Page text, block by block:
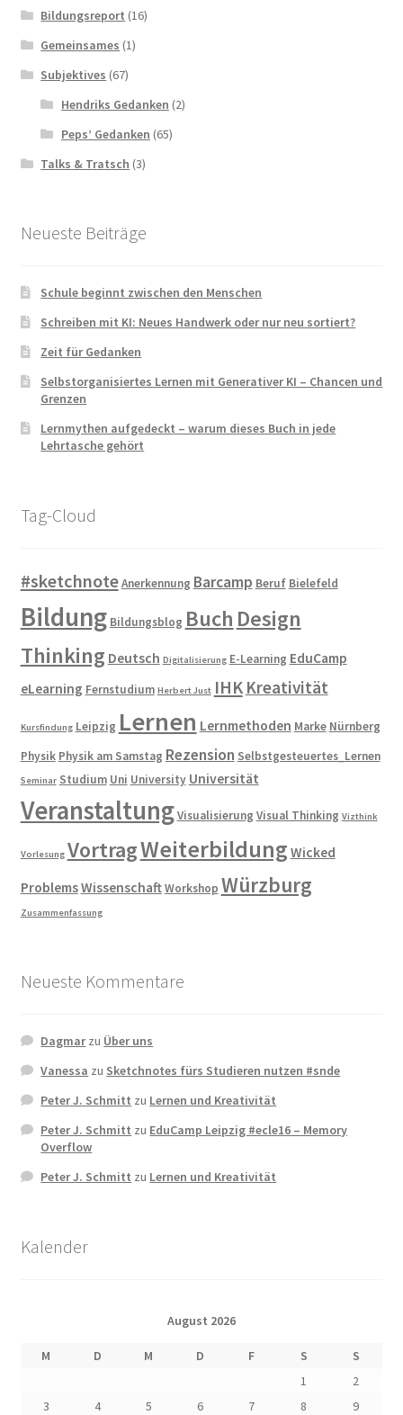
Bildungsreport (16)
Gemeinsames (1)
Subjektives (67)
Hendriks Gedanken (2)
Peps’ Gedanken (65)
Talks & Tratsch (3)
Neueste Beiträge
Schule beginnt zwischen den Menschen
Schreiben mit KI: Neues Handwerk oder nur neu sortiert?
Zeit für Gedanken
Selbstorganisiertes Lernen mit Generativer KI – Chancen und
Grenzen
Lernmythen aufgedeckt – warum dieses Buch in jede
Lehrtasche gehört
Tag-Cloud
#sketchnoteAnerkennung Barcamp Beruf Bielefeld
Bildung Bildungsblog Buch Design
Thinking Deutsch Digitalisierung E-Learning EduCamp
eLearning Fernstudium Herbert Just IHK Kreativität
Kursfindung Leipzig Lernen Lernmethoden Marke Nürnberg
Physik Physik am Samstag Rezension Selbstgesteuertes_Lernen
Seminar Studium Uni University Universität
VeranstaltungVisualisierung Visual Thinking Vizthink
Vorlesung VortragWeiterbildung Wicked
ProblemsWissenschaftWorkshop Würzburg
Zusammenfassung
Neueste Kommentare
Dagmarzu Über uns
Vanessa zu Sketchnotes fürs Studieren nutzen #snde
Peter J. Schmitt zu Lernen und Kreativität
Peter J. Schmitt zu EduCamp Leipzig #ecle16 – Memory
Overflow
Peter J. Schmitt zu Lernen und Kreativität
Kalender
August 2026
M D M D F S
S
1
2
3
4 5 6 7 8
9